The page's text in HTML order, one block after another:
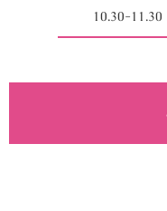
10.30-